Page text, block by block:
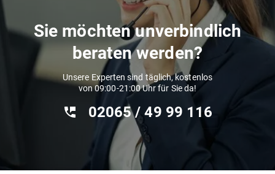
Sie möchten unverbindlich
beraten werden?
Unsere Experten sind täglich, kostenlos
von 09:00-21:00 Uhr für Sie da!
02065 / 49 ‌99 116